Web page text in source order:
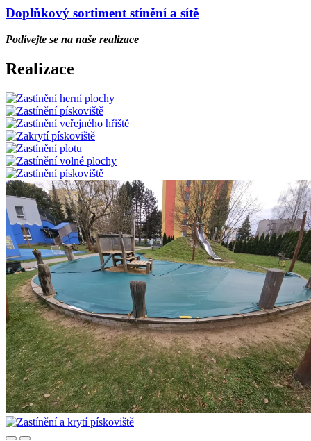
Doplňkový sortiment stínění a sítě
Podívejte se na naše realizace
Realizace